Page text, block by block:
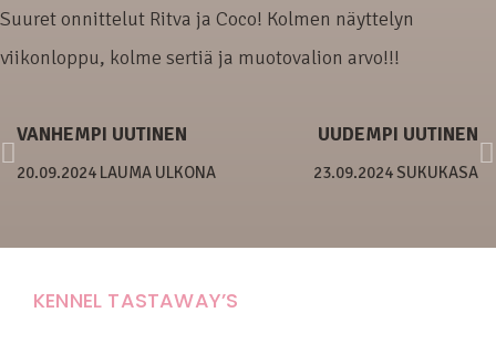
Suuret onnittelut Ritva ja Coco! Kolmen näyttelyn
viikonloppu, kolme sertiä ja muotovalion arvo!!!
VANHEMPI UUTINEN
20.09.2024 LAUMA ULKONA
UUDEMPI UUTINEN
23.09.2024 SUKUKASA
KENNEL TASTAWAY’S